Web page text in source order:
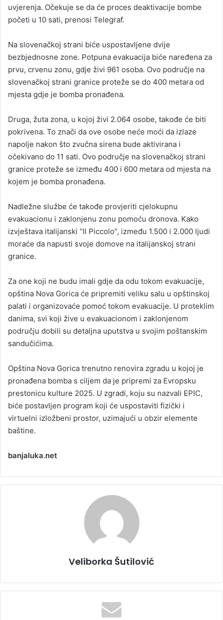
uvjerenja. Očekuje se da će proces deaktivacije bombe
početi u 10 sati, prenosi Telegraf.
Na slovenačkoj strani biće uspostavljene dvije
bezbjednosne zone. Potpuna evakuacija biće naređena za
prvu, crvenu zonu, gdje živi 961 osoba. Ovo područje na
slovenačkoj strani granice proteže se do 400 metara od
mjesta gdje je bomba pronađena.
Druga, žuta zona, u kojoj živi 2.064 osobe, takođe će biti
pokrivena. To znači da ove osobe neće moći da izlaze
napolje nakon što zvučna sirena bude aktivirana i
očekivano do 11 sati. Ovo područje na slovenačkoj strani
granice proteže se između 400 i 600 metara od mjesta na
kojem je bomba pronađena.
Nadležne službe će takođe provjeriti cjelokupnu
evakuacionu i zaklonjenu zonu pomoću dronova. Kako
izvještava italijanski “Il Piccolo”, između 1.500 i 2.000 ljudi
moraće da napusti svoje domove na italijanskoj strani
granice.
Za one koji ne budu imali gdje da odu tokom evakuacije,
opština Nova Gorica će pripremiti veliku salu u opštinskoj
palati i organizovaće pomoć tokom evakuacije. U proteklim
danima, svi koji žive u evakuacionom i zaklonjenom
području dobili su detaljna uputstva u svojim poštanskim
sandučićima.
Opština Nova Gorica trenutno renovira zgradu u kojoj je
pronađena bomba s ciljem da je pripremi za Evropsku
prestonicu kulture 2025. U zgradi, koju su nazvali EPIC,
biće postavljen program koji će uspostaviti fizički i
virtuelni izložbeni prostor, uzimajući u obzir elemente
baštine.
banjaluka.net
Veliborka Šutilović